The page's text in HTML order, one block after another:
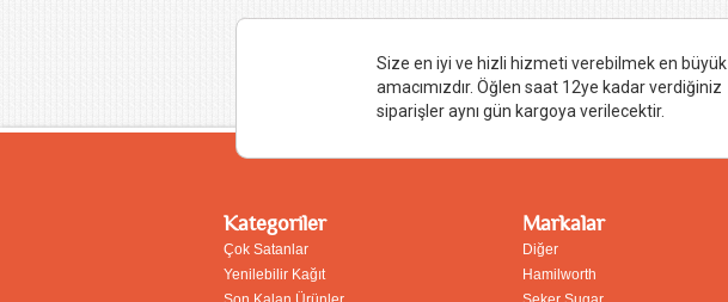
Size en iyi ve hizli hizmeti verebilmek en büyük
amacımızdır. Öğlen saat 12ye kadar verdiğiniz
siparişler aynı gün kargoya verilecektir.
Kategoriler
Çok Satanlar
Yenilebilir Kağıt
Markalar
Diğer
Hamilworth